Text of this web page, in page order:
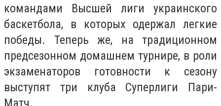
командами Высшей лиги украинского
баскетбола, в которых одержал легкие
победы. Теперь же, на традиционном
предсезонном домашнем турнире, в роли
экзаменаторов готовности к сезону
выступят три клуба Суперлиги Пари-
Матч.